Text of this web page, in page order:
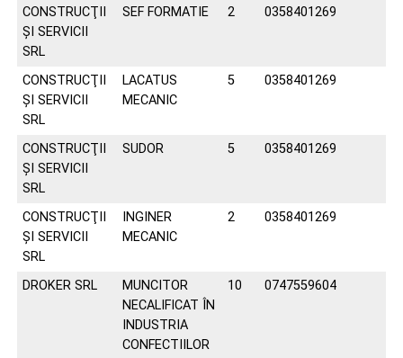
CONSTRUCŢII
ŞI SERVICII
SRL
SEF FORMATIE 2 0358401269
CONSTRUCŢII
ŞI SERVICII
SRL
LACATUS
MECANIC
5 0358401269
CONSTRUCŢII
ŞI SERVICII
SRL
SUDOR 5 0358401269
CONSTRUCŢII
ŞI SERVICII
SRL
INGINER
MECANIC
2 0358401269
DROKER SRL
MUNCITOR
NECALIFICAT ÎN
INDUSTRIA
CONFECTIILOR
10 0747559604